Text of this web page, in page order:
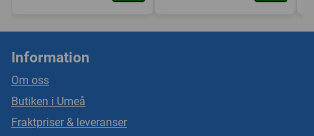
Information
Om oss
Butiken i Umeå
Fraktpriser & leveranser